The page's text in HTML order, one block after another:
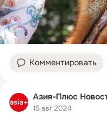
Комментировать
Азия-Плюс
15 авг 2024